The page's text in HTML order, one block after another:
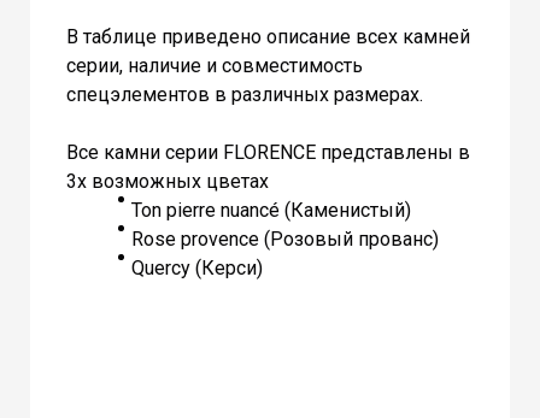
В таблице приведено описание всех камней
серии, наличие и совместимость
спецэлементов в различных размерах.
Все камни серии FLORENCE представлены в
3х возможных цветах
Ton pierre nuancé (Каменистый)
Rose provence (Розовый прованс)
Quercy (Керси)